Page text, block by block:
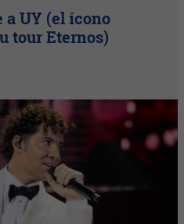
a UY (el ícono
tour Eternos)